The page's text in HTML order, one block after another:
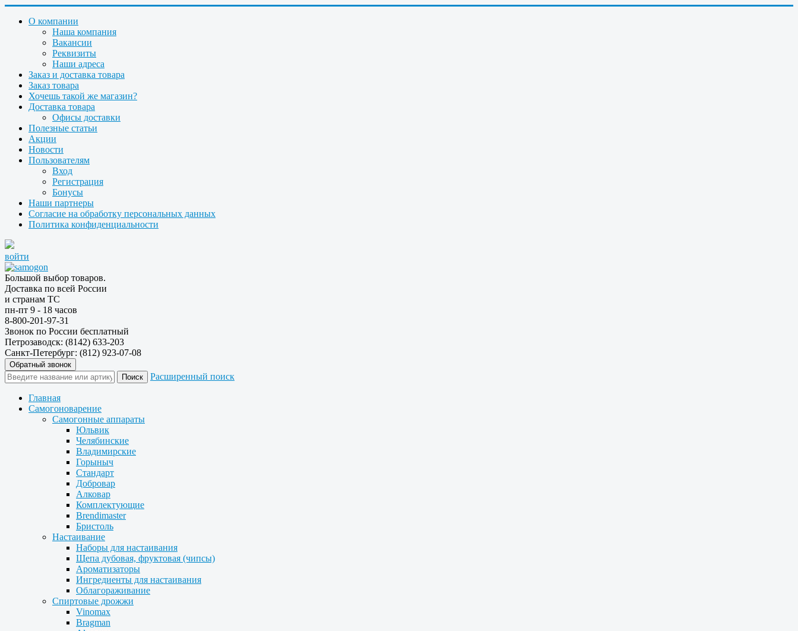
О компании
Наша компания
Вакансии
Реквизиты
Наши адреса
Заказ и доставка товара
Заказ товара
Хочешь такой же магазин?
Доставка товара
Офисы доставки
Полезные статьи
Акции
Новости
Пользователям
Вход
Регистрация
Бонусы
Наши партнеры
Согласие на обработку персональных данных
Политика конфиденциальности
войти
Большой выбор товаров.
Доставка по всей России
и странам ТС
пн-пт 9 - 18 часов
8-800-201-97-31
Звонок по России бесплатный
Петрозаводск: (8142) 633-203
Санкт-Петербург: (812) 923-07-08
Обратный звонок
Расширенный поиск
Главная
Самогоноварение
Самогонные аппараты
Юльвик
Челябинские
Владимирские
Горыныч
Стандарт
Добровар
Алковар
Комплектующие
Brendimaster
Бристоль
Настаивание
Наборы для настаивания
Щепа дубовая, фруктовая (чипсы)
Ароматизаторы
Ингредиенты для настаивания
Облагораживание
Спиртовые дрожжи
Vinomax
Bragman